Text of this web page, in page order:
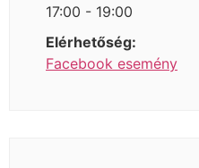
17:00 - 19:00
Elérhetőség:
Facebook esemény